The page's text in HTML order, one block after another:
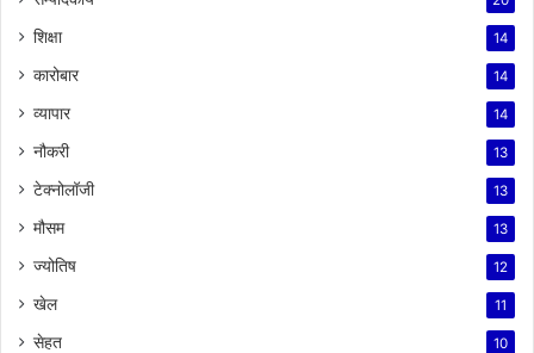
शिक्षा 14
कारोबार 14
व्यापार 14
नौकरी 13
टेक्नोलॉजी 13
मौसम 13
ज्योतिष 12
खेल 11
सेहत 10